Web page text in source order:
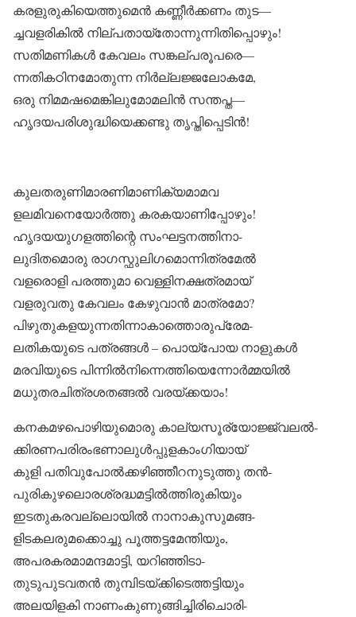
കരളുരുകിയെത്തുമെൻ കണ്ണീർക്കണം തുട—
ച്ചവളരികിൽ നില്പതായ്തോന്നുന്നിതിപ്പൊഴും!
സതിമണികൾ കേവലം സങ്കല്പരൂപരെ—
ന്നതികഠിനമോതുന്ന നിർല്ലജ്ജലോകമേ,
ഒരു നിമമഷമെങ്കിലുമോമലിൻ സന്തപ്ത—
ഹൃദയപരിശുദ്ധിയെക്കണ്ടു തൃപ്തിപ്പെടിൻ!
കുലതരുണിമാരണിമാണിക്യമാമവ
ളലമിവനെയോർത്തു കരകയാണിപ്പോഴും!
ഹൃദയയുഗളത്തിന്റെ സംഘട്ടനത്തിനാ-
ലുദിതമൊരു രാഗസ്ഫുലിഗമൊന്നിത്രമേൽ
വളരൊളി പരത്തുമാ വെള്ളിനക്ഷത്രമായ്
വളരുവതു കേവലം കേഴുവാൻ മാത്രമോ?
പിഴുതുകളയുന്നതിന്നാകാത്തൊരുപ്രേമ-
ലതികയുടെ പത്രങ്ങൾ – പൊയ്‌പോയ നാളുകൾ
മരവിയുടെ പിന്നിൽനിന്നെത്തിയെന്നോർമ്മയിൽ
മധുതരചിത്രശതങ്ങൽ വരയ്ക്കയാം!
കനകമഴപൊഴിയുമൊരു കാല്യസൂര്യോജ്ജ്വലൽ-
ക്കിരണപരിരംഭണാലുൾപ്പുളകാംഗിയായ്
കുളി പതിവുപോൽക്കഴിഞ്ഞീറനുടുത്തു തൻ-
പുരികുഴലൊരശ്രദ്ധമട്ടിൽത്തിരുകിയും
ഇടതുകരവല്ലൊയിൽ നാനാകുസുമങ്ങ-
ളിടകലരുമക്കൊച്ചു പൂത്തട്ടമേന്തിയും,
അപരകരമാമന്ദമാട്ടി, യറിഞ്ഞിടാ-
തുടുപുടവതൻ തുമ്പിടയ്ക്കിടെത്തട്ടിയും
അലയിളകി നാണംകുണുങ്ങിച്ചിരിചൊരി-